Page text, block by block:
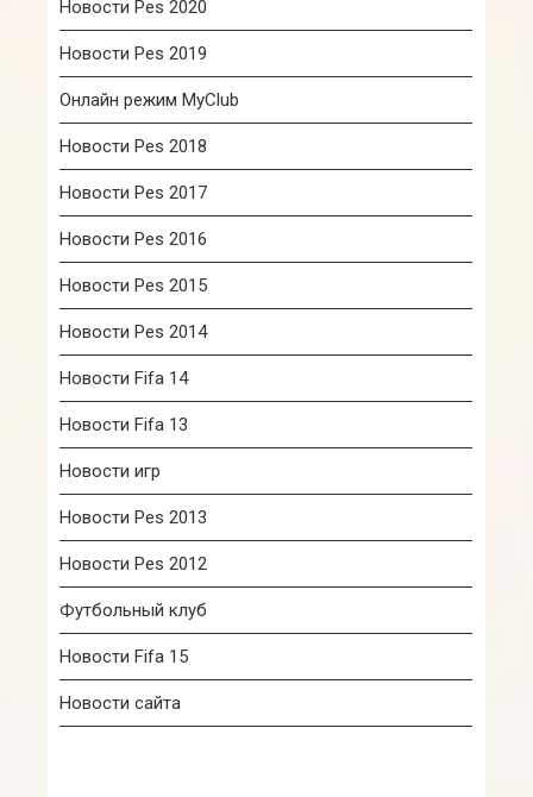
Новости Pes 2020
Новости Pes 2019
Онлайн режим MyClub
Новости Pes 2018
Новости Pes 2017
Новости Pes 2016
Новости Pes 2015
Новости Pes 2014
Новости Fifa 14
Новости Fifa 13
Новости игр
Новости Pes 2013
Новости Pes 2012
Футбольный клуб
Новости Fifa 15
Новости сайта